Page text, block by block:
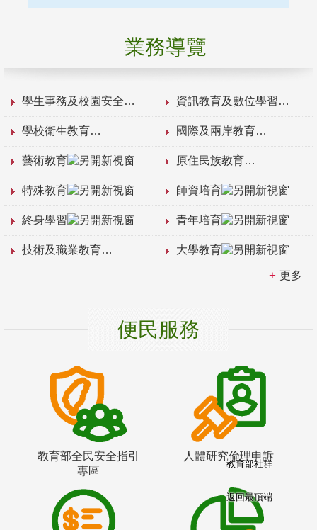
業務導覽
學生事務及校園安全 資訊教育及數位學習
學校衛生教育 國際及兩岸教育
藝術教育 原住民族教育
特殊教育 師資培育
終身學習 青年培育
技術及職業教育 大學教育
更多
便民服務
教育部全民安全指引
專區
人體研究倫理申訴
教育部社群
返回最頂端